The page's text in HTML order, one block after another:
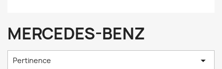
MERCEDES-BENZ
Pertinence 